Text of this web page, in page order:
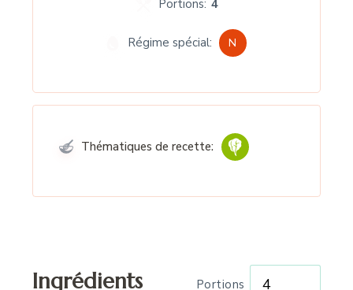
Portions: 4
Régime spécial: N
Thématiques de recette:
Ingrédients Portions